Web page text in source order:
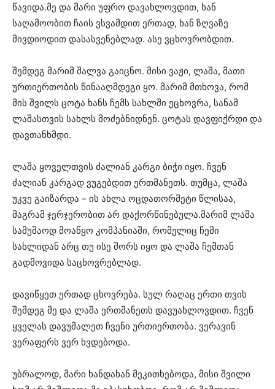
წავიდა.მე და მარი უფრო დავახლოვდით, ხან
საღამოობით ჩაის ვსვამდით ერთად, ხან ზღვაზე
მივდიოდით დასასვენებლად. ასე ვცხოვრობდით.
შემდეგ მარიმ შალვა გაიცნო. მისი ვაჟი, ლაშა, მათი
ურთიერთობის წინააღმდეგი ყო. მარიმ მთხოვა, რომ
მის შვილს ცოტა ხანს ჩემს სახლში ეცხოვრა, სანამ
ლაშასთვის სახლს მოძებნიდნენ. ცოტას დავფიქრდი და
დავთანხმდი.
ლაშა ყოველთვის ძალიან კარგი ბიჭი იყო. ჩვენ
ძალიან კარგად ვუგებდით ერთმანეთს. თუმცა, ლაშა
უკვე გაიზარდა – ის ახლა ოცდათორმეტი წლისაა,
მაგრამ ჯერჯერობით არ დაქორწინებულა.მარიმ ლაშა
სამუშაოდ მოაწყო კომპანიაში, რომელიც ჩემი
სახლიდან არც თუ ისე შორს იყო და ლაშა ჩემთან
გადმოვიდა საცხოვრებლად.
დავიწყეთ ერთად ცხოვრება. სულ რაღაც ერთი თვის
შემდეგ მე და ლაშა ერთმანეთს დავუახლოვდით. ჩვენ
ყველას დავუმალეთ ჩვენი ურთიერთობა. ვერავინ
ვერაფერს ვერ ხვდებოდა.
უბრალოდ, მარი ხანდახან მეკითხებოდა, მისი შვილი